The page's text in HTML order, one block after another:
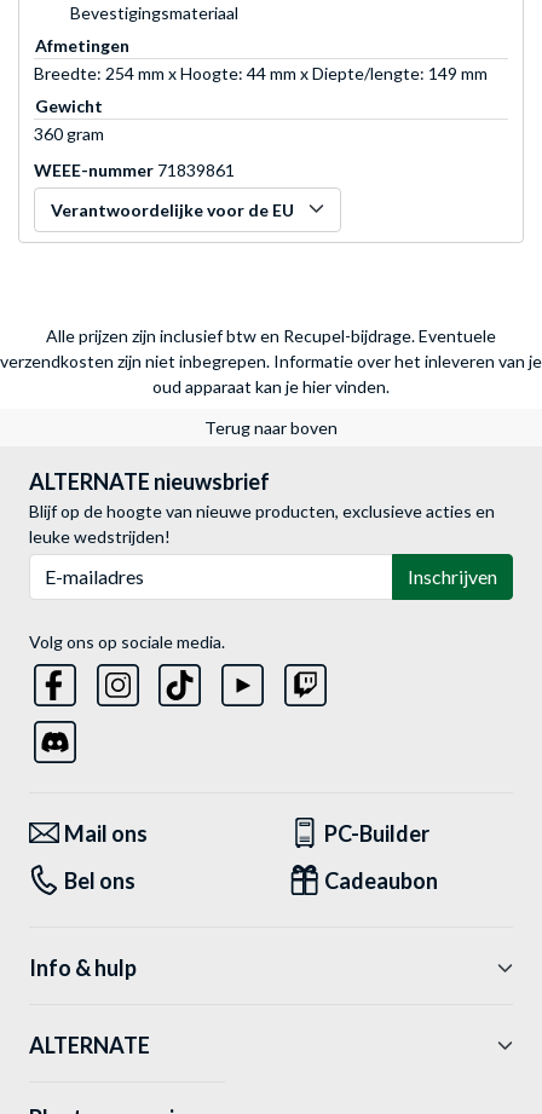
Bevestigingsmateriaal
Afmetingen
Breedte: 254 mm x Hoogte: 44 mm x Diepte/lengte: 149 mm
Gewicht
360 gram
WEEE-nummer 71839861
Verantwoordelijke voor de EU
Alle prijzen zijn inclusief btw en Recupel-bijdrage. Eventuele
verzendkosten zijn niet inbegrepen. Informatie over het inleveren van je
oud apparaat kan je hier vinden.
Terug naar boven
ALTERNATE nieuwsbrief
Blijf op de hoogte van nieuwe producten, exclusieve acties en
leuke wedstrijden!
Inschrijven
Volg ons op sociale media.
Mail ons
PC-Builder
Bel ons
Cadeaubon
Info & hulp
ALTERNATE